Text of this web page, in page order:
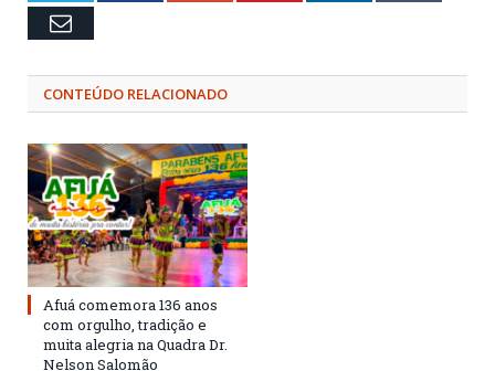
Email
CONTEÚDO RELACIONADO
Afuá comemora 136 anos
com orgulho, tradição e
muita alegria na Quadra Dr.
Nelson Salomão